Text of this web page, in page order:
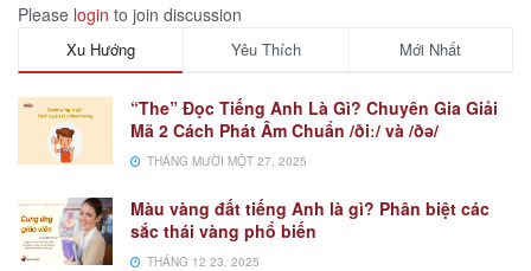
Please login to join discussion
Xu Hướng Yêu Thích Mới Nhất
“The” Đọc Tiếng Anh Là Gì? Chuyên Gia Giải
Mã 2 Cách Phát Âm Chuẩn /ðiː/ và /ðə/
THÁNG MƯỜI MỘT 27, 2025
Màu vàng đất tiếng Anh là gì? Phân biệt các
sắc thái vàng phổ biến
THÁNG 12 23, 2025